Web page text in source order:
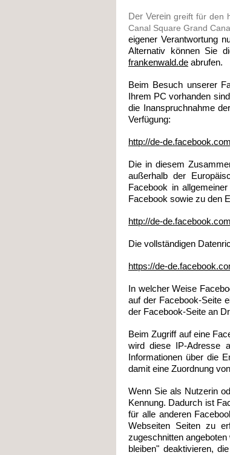
Der Vereingreift für den
Canal Square Grand
eigener Verantwortung
Alternativ können Sie
frankenwald.de abrufen.
Beim Besuch unserer
Ihrem PC vorhanden
die Inanspruchnahme
Verfügung:
http://de-
Die in diesem
außerhalb der
Facebook in
Facebook sowie zu den
http://de-
Die vollständigen
https://de-
In welcher Weise
auf der Facebook-Seite
der Facebook-Seite an
Beim Zugriff auf eine
wird diese IP-Adresse
Informationen über die
damit eine Zuordnung
Wenn Sie als Nutzerin
Kennung. Dadurch ist
für alle anderen
Webseiten Seiten zu
zugeschnitten
bleiben" deaktivieren,